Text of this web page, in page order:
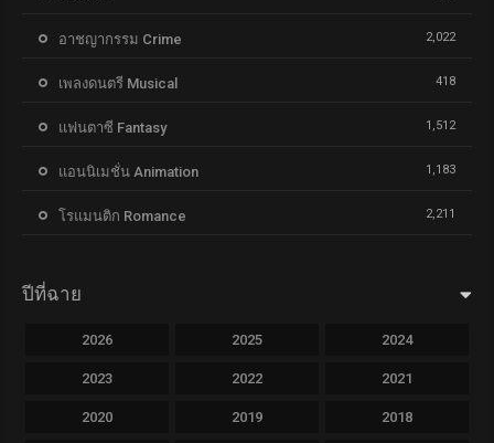
อาชญากรรม Crime 2,022
เพลงดนตรี Musical 418
แฟนตาซี Fantasy 1,512
แอนนิเมชั่น Animation 1,183
โรแมนติก Romance 2,211
ปีที่ฉาย
2026 2025 2024
2023 2022 2021
2020 2019 2018